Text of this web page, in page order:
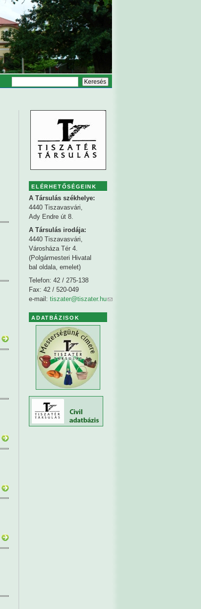
ELÉRHETŐSÉGEINK
A Társulás székhelye:
4440 Tiszavasvári,
Ady Endre út 8.
A Társulás irodája:
4440 Tiszavasvári,
Városháza Tér 4.
(Polgármesteri Hivatal
bal oldala, emelet)
Telefon: 42 / 275-138
Fax: 42 / 520-049
e-mail: tiszater@tiszater.hu
ADATBÁZISOK